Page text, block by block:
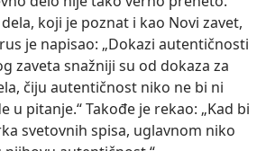
koji je poznat i kao Novi zavet,
je napisao: „Dokazi autentičnosti
zaveta snažniji su od dokaza za
čiju autentičnost niko ne bi ni
u pitanje.“ Takođe je rekao: „Kad bi
svetovnih spisa, uglavnom niko